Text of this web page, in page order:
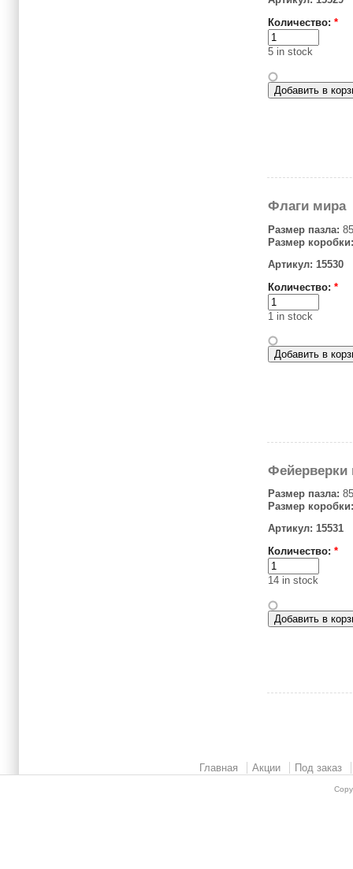
Количество: *
5 in stock
Флаги мира
Размер пазла:
Размер коробки:
Артикул: 15530
Количество: *
1 in stock
Фейерверки
Размер пазла:
Размер коробки:
Артикул: 15531
Количество: *
14 in stock
Главная Акции Под заказ